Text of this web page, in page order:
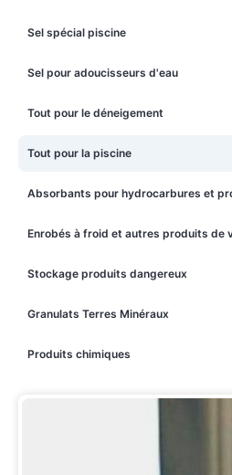
Sel spécial piscine
Sel pour adoucisseurs d'eau
Tout pour le déneigement
Tout pour la piscine
Absorbants pour hydrocarbures et
Enrobés à froid et autres produits de
Stockage produits dangereux
Granulats Terres Minéraux
Produits chimiques